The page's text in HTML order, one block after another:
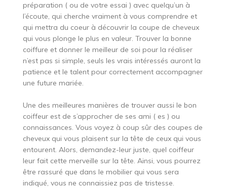
préparation ( ou de votre essai ) avec quelqu’un à
l’écoute, qui cherche vraiment à vous comprendre et
qui mettra du coeur à découvrir la coupe de cheveux
qui vous plonge le plus en valeur. Trouver la bonne
coiffure et donner le meilleur de soi pour la réaliser
n’est pas si simple, seuls les vrais intéressés auront la
patience et le talent pour correctement accompagner
une future mariée.
Une des meilleures manières de trouver aussi le bon
coiffeur est de s’approcher de ses ami ( es ) ou
connaissances. Vous voyez à coup sûr des coupes de
cheveux qui vous plaisent sur la tête de ceux qui vous
entourent. Alors, demandez-leur juste, quel coiffeur
leur fait cette merveille sur la tête. Ainsi, vous pourrez
être rassuré que dans le mobilier qui vous sera
indiqué, vous ne connaissiez pas de tristesse.